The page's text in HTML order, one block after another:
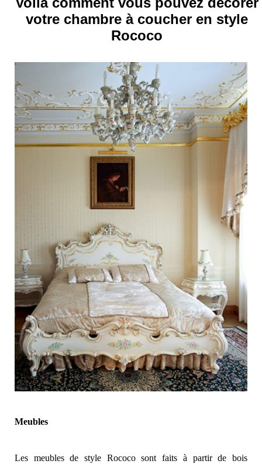
votre chambre à coucher en style
Rococo
Meubles
Les meubles de style Rococo sont faits à partir de bois